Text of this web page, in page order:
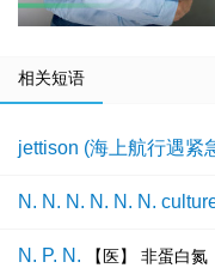
相关短语
jettison (海上航行遇紧
N. N. N. N. N. N.
N. P. N. 【医】 非蛋白氮